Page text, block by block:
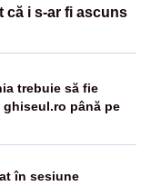
că i s-ar fi ascuns
trebuie să fie
până pe
în sesiune